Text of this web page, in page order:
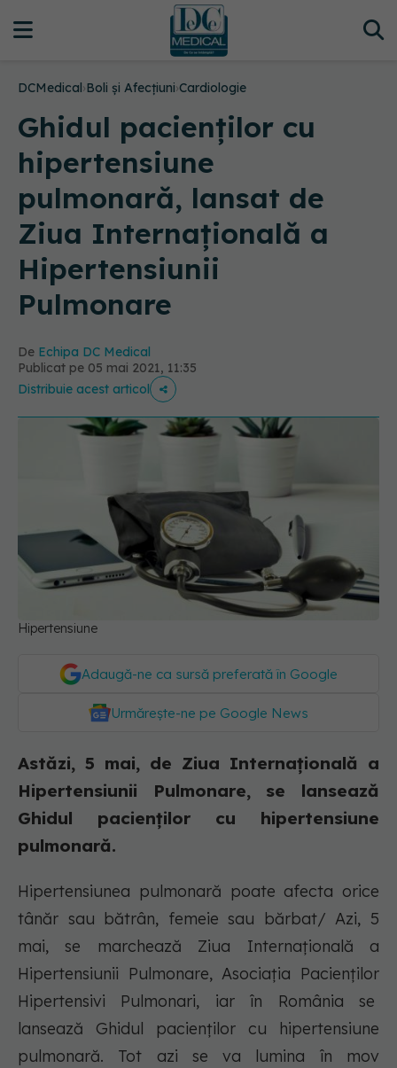
DCMedical›Boli și Afecțiuni›Cardiologie
Ghidul pacienților cu
hipertensiune
pulmonară, lansat de
Ziua Internațională a
Hipertensiunii
Pulmonare
De Echipa DC Medical
Publicat pe 05 mai 2021, 11:35
Distribuie acest articol
Hipertensiune
Adaugă-ne ca sursă preferată în Google
Urmărește-ne pe Google News
Astăzi, 5 mai, de Ziua Internațională a
Hipertensiunii Pulmonare, se lansează
Ghidul pacienților cu hipertensiune
pulmonară.
Hipertensiunea pulmonară poate afecta orice
tânăr sau bătrân, femeie sau bărbat/ Azi, 5
mai, se marchează Ziua Internațională a
Hipertensiunii Pulmonare, Asociația Pacienților
Hipertensivi Pulmonari, iar în România se
lansează Ghidul pacienților cu hipertensiune
pulmonară. Tot azi se va lumina în mov